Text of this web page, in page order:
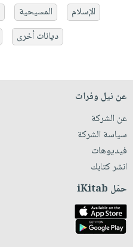
الإسلام المسيحية
ديانات أخرى
عن نيل وفرات
عن الشركة
سياسة الشركة
فيديوهات
انشر كتابك
حمّل iKitab